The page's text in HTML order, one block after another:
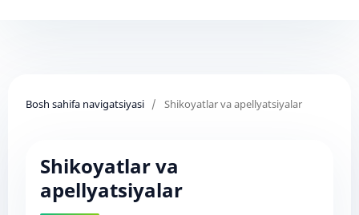
Bosh sahifa navigatsiyasi / Shikoyatlar va apellyatsiyalar
Shikoyatlar va
apellyatsiyalar